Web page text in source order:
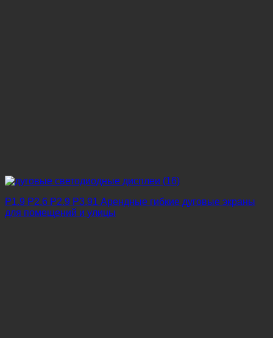
P1.9 P2.6 P2.9 P3.91 Арендные гибкие дуговые экраны
для помещений и улицы